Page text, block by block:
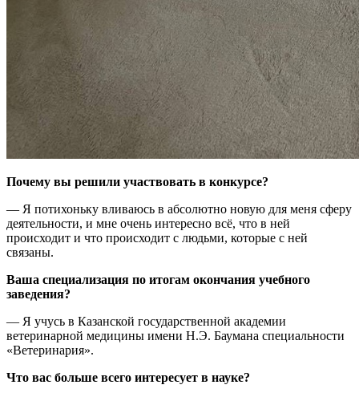
Почему вы решили участвовать в конкурсе?
— Я потихоньку вливаюсь в абсолютно новую для меня сферу
деятельности, и мне очень интересно всё, что в ней
происходит и что происходит с людьми, которые с ней
связаны.
Ваша специализация по итогам окончания учебного
заведения?
— Я учусь в Казанской государственной академии
ветеринарной медицины имени Н.Э. Баумана специальности
«Ветеринария».
Что вас больше всего интересует в науке?